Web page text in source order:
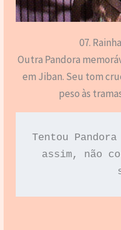
07.
Outra Pandora
em Jiban. Seu tom
peso às
Tentou
assim, não